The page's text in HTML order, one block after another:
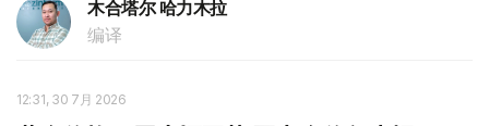
木合塔尔 哈力木拉
编译
12:31, 30 7月 2026